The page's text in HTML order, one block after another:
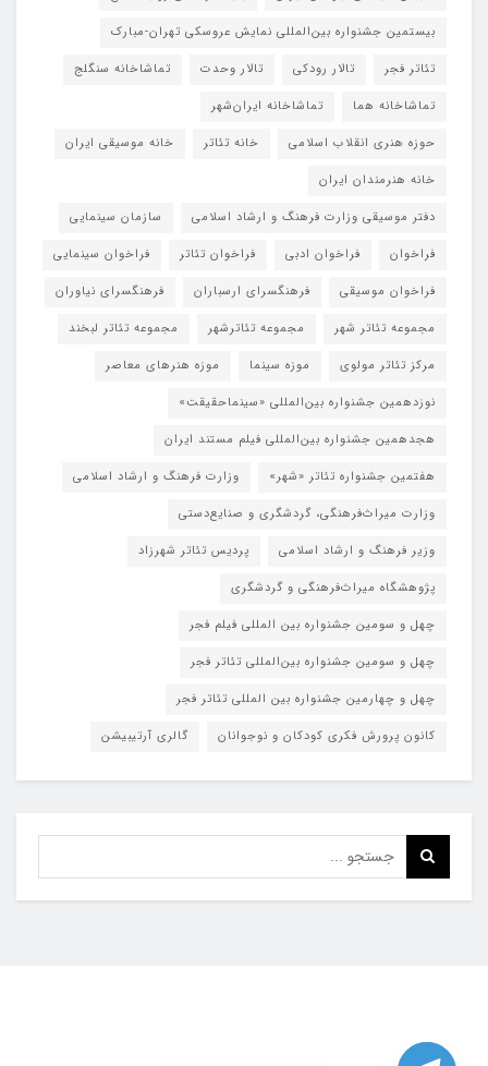
بیستمین جشنواره بین‌المللی نمایش عروسکی تهران-مبارک
تئاتر فجر
تالار رودکی تالار وحدت
تماشاخانه سنگلج
تماشاخانه هما
تماشاخانه‌ ایران‌شهر
حوزه هنری انقلاب اسلامی
خانه تئاتر
خانه موسیقی ایران
خانه هنرمندان ایران
دفتر موسیقی وزارت فرهنگ و ارشاد اسلامی
سازمان سینمایی
فراخوان
فراخوان ادبی فراخوان تئاتر
فراخوان سینمایی
فراخوان موسیقی
فرهنگسرای ارسباران
فرهنگسرای نیاوران
مجموعه تئاتر شهر
مجموعه تئاترشهر
مجموعه تئاتر لبخند
مرکز تئاتر مولوی
موزه سینما
موزه هنرهای معاصر
نوزدهمین جشنواره بین‌المللی «سینماحقیقت»
هجدهمین جشنواره بین‌المللی فیلم مستند ایران
هفتمین جشنواره تئاتر «شهر»
وزارت فرهنگ و ارشاد اسلامی
وزارت میراث‌فرهنگی، گردشگری و صنایع‌دستی
وزیر فرهنگ و ارشاد اسلامی
پردیس تئاتر شهرزاد
پژوهشگاه میراث‌فرهنگی و گردشگری
چهل و سومین جشنواره بین المللی فیلم فجر
چهل و سومین جشنواره بین‌المللی تئاتر فجر
چهل و چهارمین جشنواره بین المللی تئاتر فجر
کانون پرورش فکری کودکان و نوجوانان
گالری آرتیبیشن